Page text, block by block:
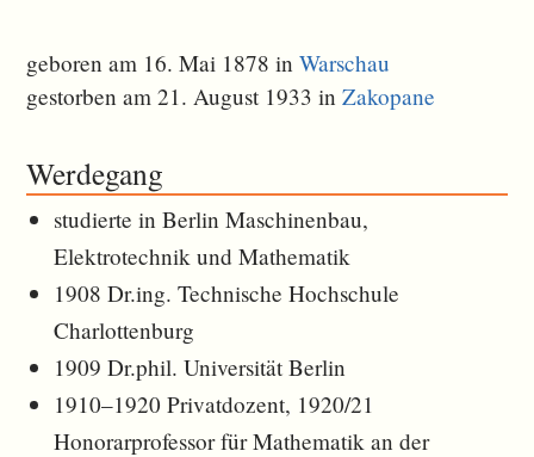
geboren am 16. Mai 1878 inWarschau
gestorben am 21. August 1933 inZakopane
Werdegang
studierte in Berlin Maschinenbau,
Elektrotechnik und Mathematik
1908 Dr.ing. Technische Hochschule
Charlottenburg
1909 Dr.phil. Universität Berlin
1910–1920 Privatdozent, 1920/21
Honorarprofessor für Mathematik an der